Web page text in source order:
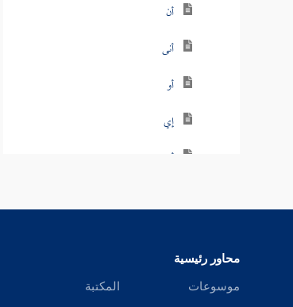
أن
أنى
أو
إي
أي
محاور رئيسية
موسوعات المكتبة